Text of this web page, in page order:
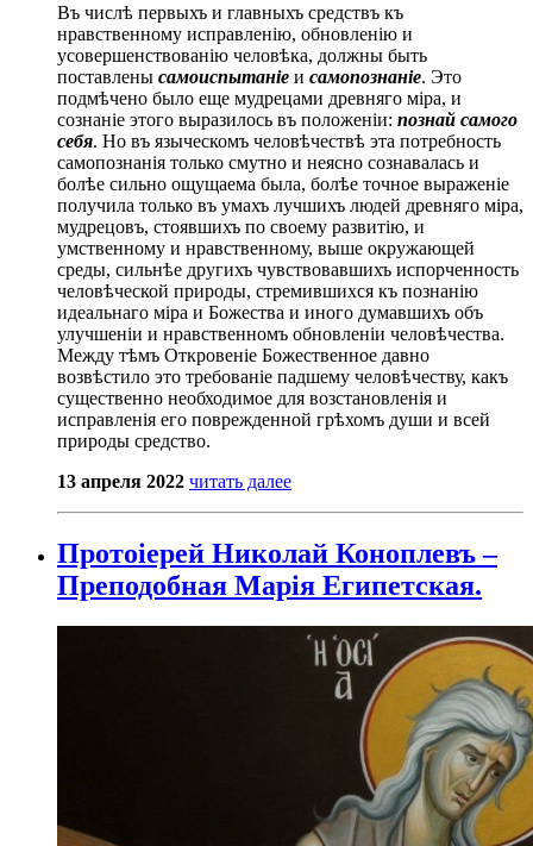
Въ числѣ первыхъ и главныхъ средствъ къ
нравственному исправленію, обновленію и
усовершенствованію человѣка, должны быть
поставлены самоиспытаніе и самопознаніе. Это
подмѣчено было еще мудрецами древняго міра, и
сознаніе этого выразилось въ положеніи: познай самого
себя. Но въ языческомъ человѣчествѣ эта потребность
самопознанія только смутно и неясно сознавалась и
болѣе сильно ощущаема была, болѣе точное выраженіе
получила только въ умахъ лучшихъ людей древняго міра,
мудрецовъ, стоявшихъ по своему развитію, и
умственному и нравственному, выше окружающей
среды, сильнѣе другихъ чувствовавшихъ испорченность
человѣческой природы, стремившихся къ познанію
идеальнаго міра и Божества и иного думавшихъ объ
улучшеніи и нравственномъ обновленіи человѣчества.
Между тѣмъ Откровеніе Божественное давно
возвѣстило это требованіе падшему человѣчеству, какъ
существенно необходимое для возстановленія и
исправленія его поврежденной грѣхомъ души и всей
природы средство.
13 апреля 2022 читать далее
Протоіерей Николай Коноплевъ –
Преподобная Марія Египетская.